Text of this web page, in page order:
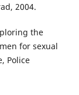
2004.
the
for sexual
Police